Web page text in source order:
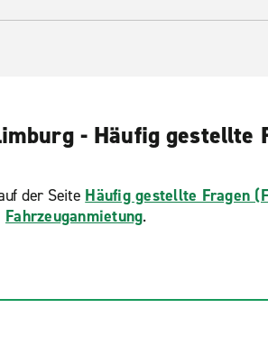
- Häufig gestellte
der Seite Häufig gestellte Fragen
Fahrzeuganmietung.